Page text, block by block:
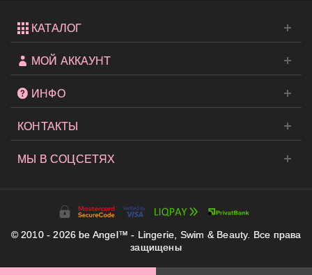
КАТАЛОГ
МОЙ АККАУНТ
ИНФО
КОНТАКТЫ
МЫ В СОЦСЕТЯХ
© 2010 - 2026 be Angel™ - Lingerie, Swim & Beauty. Все права
защищены